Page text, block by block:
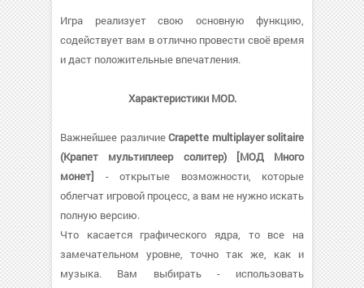
Игра реализует свою основную функцию,
содействует вам в отлично провести своё время
и даст положительные впечатления.
Характеристики MOD.
Важнейшее различиеCrapette multiplayer solitaire
(Крапет мультиплеер солитер) [МОД Много
монет] - открытые возможности, которые
облегчат игровой процесс, а вам не нужно искать
полную версию.
Что касается графического ядра, то все на
замечательном уровне, точно так же, как и
музыка. Вам выбирать - использовать